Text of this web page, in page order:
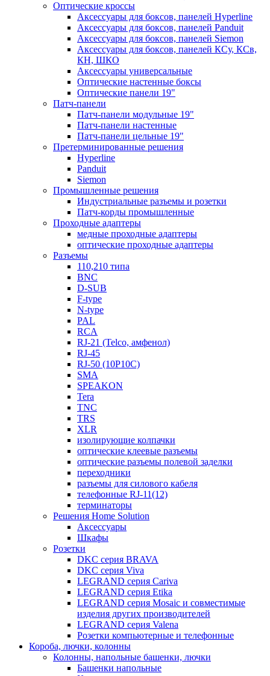
Оптические кроссы
Аксессуары для боксов, панелей Hyperline
Аксессуары для боксов, панелей Panduit
Аксессуары для боксов, панелей Siemon
Аксессуары для боксов, панелей КСу, КСв,
КН, ШКО
Аксессуары универсальные
Оптические настенные боксы
Оптические панели 19"
Патч-панели
Патч-панели модульные 19"
Патч-панели настенные
Патч-панели цельные 19"
Претерминированные решения
Hyperline
Panduit
Siemon
Промышленные решения
Индустриальные разъемы и розетки
Патч-корды промышленные
Проходные адаптеры
медные проходные адаптеры
оптические проходные адаптеры
Разъемы
110,210 типа
BNC
D-SUB
F-type
N-type
PAL
RCA
RJ-21 (Telco, амфенол)
RJ-45
RJ-50 (10P10C)
SMA
SPEAKON
Tera
TNC
TRS
XLR
изолирующие колпачки
оптические клеевые разъемы
оптические разъемы полевой заделки
переходники
разъемы для силового кабеля
телефонные RJ-11(12)
терминаторы
Решения Home Solution
Аксессуары
Шкафы
Розетки
DKC серия BRAVA
DKC серия Viva
LEGRAND серия Cariva
LEGRAND серия Etika
LEGRAND серия Mosaic и совместимые
изделия других производителей
LEGRAND серия Valena
Розетки компьютерные и телефонные
Короба, лючки, колонны
Колонны, напольные башенки, лючки
Башенки напольные